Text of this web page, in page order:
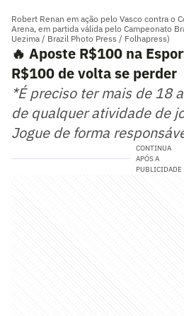
Robert Renan em ação pelo Vasco contra o
Arena, em partida válida pelo Campeonato
Uezima / Brazil Photo Press / Folhapress)
🔥 Aposte R$100 na
R$100 de volta se perder
*É preciso ter mais de 18
de qualquer atividade de
Jogue de forma
CONTINUA
APÓS A
PUBLICIDADE